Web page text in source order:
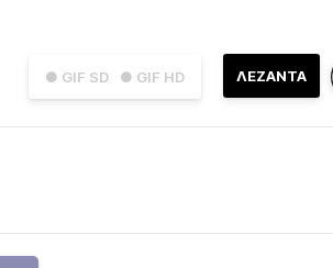
● GIF SD ● GIF HD ΛΕΖΑΝΤΑ